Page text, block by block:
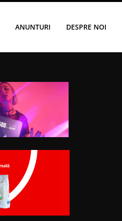
ANUNTURI DESPRE NOI